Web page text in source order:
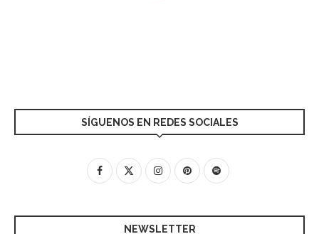
SÍGUENOS EN REDES SOCIALES
NEWSLETTER